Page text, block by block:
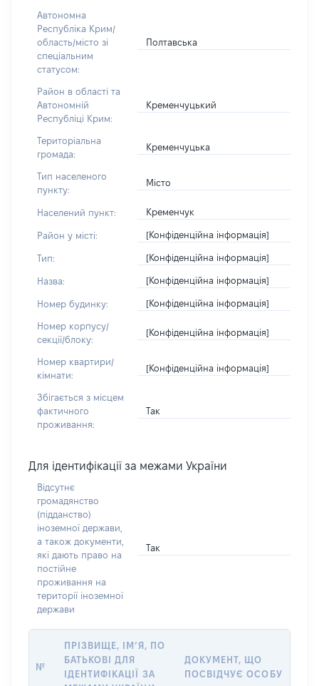
Автономна
Республіка Крим/
область/місто зі
спеціальним
статусом:
Полтавська
Район в області та
Автономній
Республіці Крим:
Кременчуцький
Територіальна
громада:
Кременчуцька
Тип населеного
пункту:
Місто
Населений пункт: Кременчук
Район у місті: [Конфіденційна інформація]
Тип: [Конфіденційна інформація]
Назва: [Конфіденційна інформація]
Номер будинку: [Конфіденційна інформація]
Номер корпусу/
секції/блоку:
[Конфіденційна інформація]
Номер квартири/
кімнати:
[Конфіденційна інформація]
Збігається з місцем
фактичного
проживання:
Так
Для ідентифікації за межами України
Відсутнє
громадянство
(підданство)
іноземної держави,
а також документи,
які дають право на
постійне
проживання на
території іноземної
держави
Так
№
ПРІЗВИЩЕ, ІМ’Я, ПО
БАТЬКОВІ ДЛЯ
ІДЕНТИФІКАЦІЇ ЗА
ДОКУМЕНТ, ЩО
ПОСВІДЧУЄ ОСОБУ